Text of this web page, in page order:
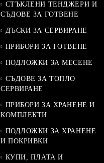
СТЪКЛЕНИ ТЕНДЖЕРИ И
СЪДОВЕ ЗА ГОТВЕНЕ
ДЪСКИ ЗА СЕРВИРАНЕ
ПРИБОРИ ЗА ГОТВЕНЕ
ПОДЛОЖКИ ЗА МЕСЕНЕ
СЪДОВЕ ЗА ТОПЛО
СЕРВИРАНЕ
ПРИБОРИ ЗА ХРАНЕНЕ И
КОМПЛЕКТИ
ПОДЛОЖКИ ЗА ХРАНЕНЕ
И ПОКРИВКИ
КУПИ, ПЛАТА И